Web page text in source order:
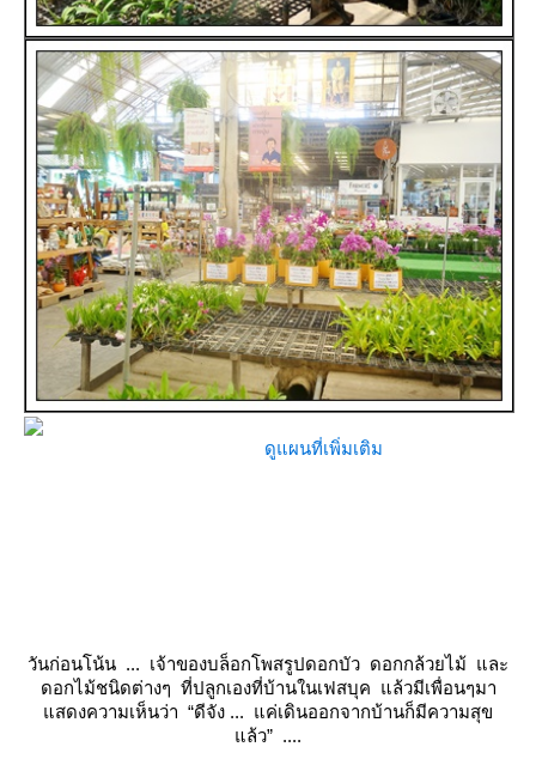
ดูแผนที่เพิ่มเติม
วันก่อนโน้น ... เจ้าของบล็อกโพสรูปดอกบัว ดอกกล้วยไม้ และ
ดอกไม้ชนิดต่างๆ ที่ปลูกเองที่บ้านในเฟสบุค แล้วมีเพื่อนๆมา
สดงความเห็นว่า “ดีจัง ... แค่เดินออกจากบ้านก็มีความสุข
ล้ว” ....